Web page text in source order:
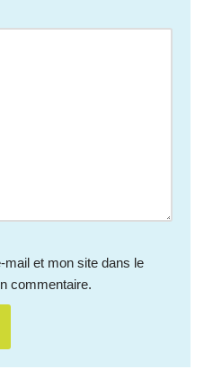
et mon site dans le
commentaire.